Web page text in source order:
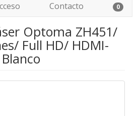
Contacto 0
Optoma ZH451/
Full HD/ HDMI-